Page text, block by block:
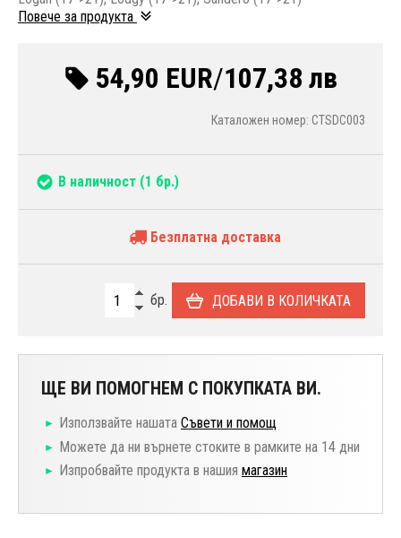
Повече за продукта
54,90 EUR/107,38 лв
Каталожен номер: CTSDC003
В наличност (1 бр.)
Безплатна доставка
бр. ДОБАВИ В КОЛИЧКАТА
ЩЕ ВИ ПОМОГНЕМ С ПОКУПКАТА ВИ.
Използвайте нашата Съвети и помощ
Можете да ни върнете стоките в рамките на 14 дни
Изпробвайте продукта в нашия магазин